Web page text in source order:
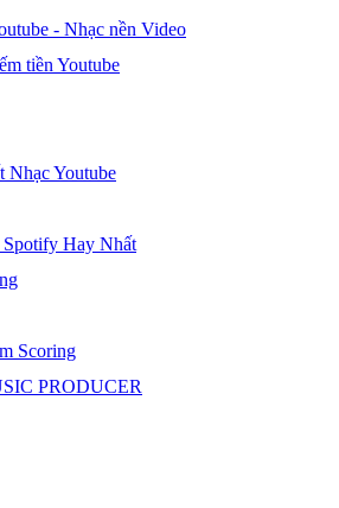
- Nhạc nền Video
tiền Youtube
Nhạc Youtube
Hay Nhất
Scoring
PRODUCER